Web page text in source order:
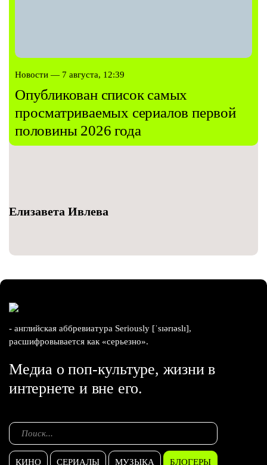
Новости — 7 августа, 12:39
Опубликован список самых
просматриваемых сериалов первой
половины 2026 года
Елизавета Ивлева
- английская аббревиатура Seriously [ˈsɪərɪəslɪ],
расшифровывается как «серьезно».
Медиа о поп-культуре, жизни в
интернете и вне его.
КИНО СЕРИАЛЫ МУЗЫКА БЛОГЕРЫ